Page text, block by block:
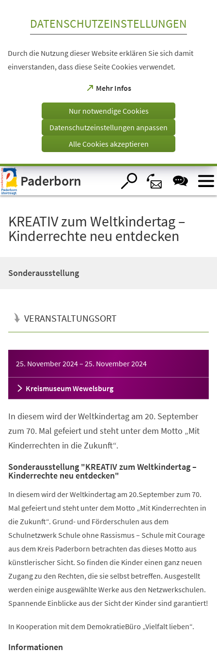
Visuelle
Assistenzsoftware
öffnen.
DATENSCHUTZEINSTELLUNGEN
Durch die Nutzung dieser Website erklären Sie sich damit
einverstanden, dass diese Seite Cookies verwendet.
Mehr Infos
(Öffnet
einem
Tab)
Nur notwendige Cookies
Datenschutzeinstellungen anpassen
Alle Cookies akzeptieren
Paderborn
KREATIV zum Weltkindertag –
Kinderrechte neu entdecken
Sonderausstellung
VERANSTALTUNGSORT
25. November 2024– 25. November 2024
Kreismuseum Wewelsburg
In diesem wird der Weltkindertag am 20. September
zum 70. Mal gefeiert und steht unter dem Motto „Mit
Kinderrechten in die Zukunft“.
Sonderausstellung "KREATIV zum Weltkindertag –
Kinderrechte neu entdecken"
In diesem wird der Weltkindertag am 20.September zum 70.
Mal gefeiert und steht unter dem Motto „Mit Kinderrechten in
die Zukunft“. Grund- und Förderschulen aus dem
Schulnetzwerk Schule ohne Rassismus – Schule mit Courage
aus dem Kreis Paderborn betrachten das dieses Motto aus
künstlerischer Sicht. So finden die Kinder einen ganz neuen
Zugang zu den Rechten, die sie selbst betreffen. Ausgestellt
werden einige ausgewählte Werke aus den Netzwerkschulen.
Spannende Einblicke aus der Sicht der Kinder sind garantiert!
In Kooperation mit dem DemokratieBüro „Vielfalt lieben“.
Informationen